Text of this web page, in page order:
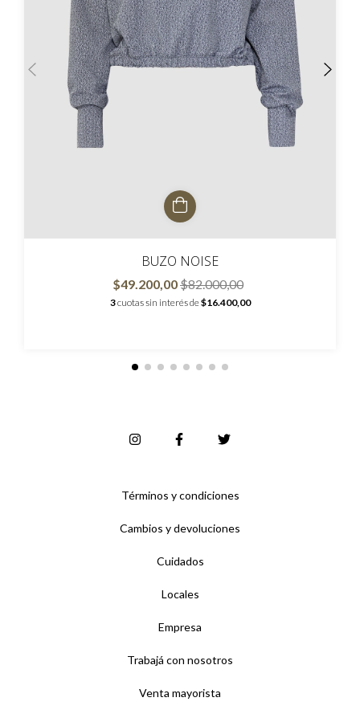
BUZO NOISE
$49.200,00$82.000,00
3cuotas sin interés de$16.400,00
Términos y condiciones
Cambios y devoluciones
Cuidados
Locales
Empresa
Trabajá con nosotros
Venta mayorista